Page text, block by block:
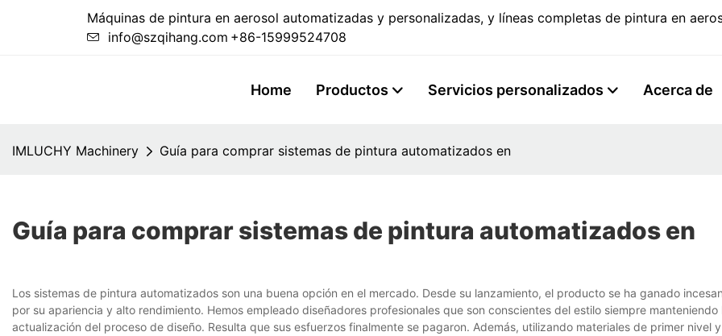
Máquinas de pintura en aerosol automatizadas y personalizadas, y líneas completas de pintura en
info@szqihang.com +86-15999524708
Home Productos Servicios personalizados Acerca de
IMLUCHY Machinery Guía para comprar sistemas de pintura automatizados en
Guía para comprar sistemas de pintura automatizados en
Los sistemas de pintura automatizados son una buena opción en el mercado. Desde su lanzamiento, el producto se ha ganado
por su apariencia y alto rendimiento. Hemos empleado diseñadores profesionales que son conscientes del estilo siempre manteniendo
actualización del proceso de diseño. Resulta que sus esfuerzos finalmente se pagaron. Además, utilizando materiales de primer nivel